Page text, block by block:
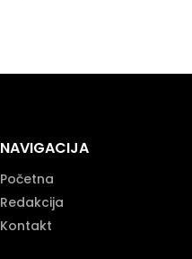
NAVIGACIJA
Početna
Redakcija
Kontakt